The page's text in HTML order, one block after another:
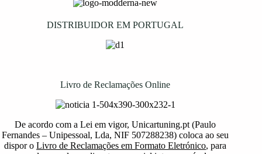
DISTRIBUIDOR EM PORTUGAL
Livro de Reclamações Online
De acordo com a Lei em vigor, Unicartuning.pt (Paulo
Fernandes – Unipessoal, Lda, NIF 507288238) coloca ao seu
dispor oLivro de Reclamações em Formato Eletrónico, para